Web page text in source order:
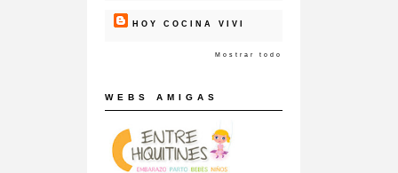
HOY COCINA VIVI
Mostrar todo
WEBS AMIGAS